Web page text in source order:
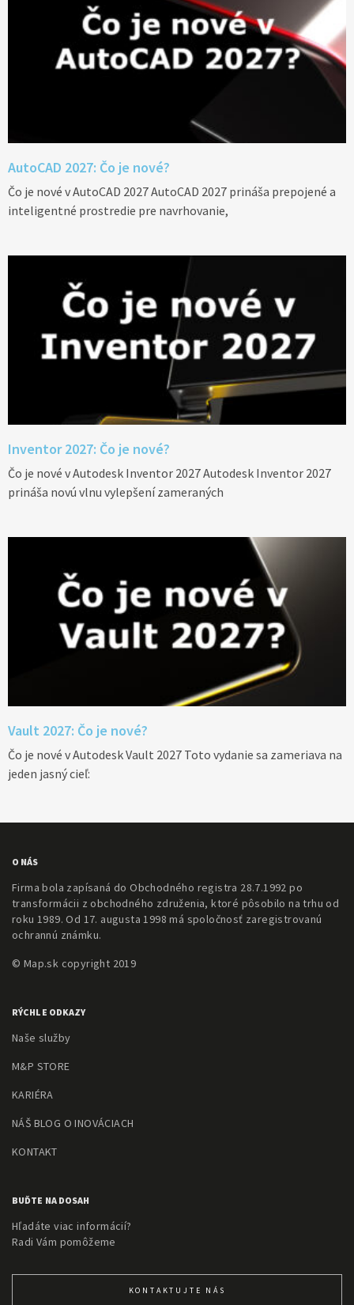
AutoCAD 2027: Čo je nové?
Čo je nové v AutoCAD 2027 AutoCAD 2027 prináša prepojené a
inteligentné prostredie pre navrhovanie,
Inventor 2027: Čo je nové?
Čo je nové v Autodesk Inventor 2027 Autodesk Inventor 2027
prináša novú vlnu vylepšení zameraných
Vault 2027: Čo je nové?
Čo je nové v Autodesk Vault 2027 Toto vydanie sa zameriava na
jeden jasný cieľ:
O NÁS
Firma bola zapísaná do Obchodného registra 28.7.1992 po
transformácii z obchodného združenia, ktoré pôsobilo na trhu od
roku 1989. Od 17. augusta 1998 má spoločnosť zaregistrovanú
ochrannú známku.
© Map.sk copyright 2019
RÝCHLE ODKAZY
Naše služby
M&P STORE
KARIÉRA
NÁŠ BLOG O INOVÁCIACH
KONTAKT
BUĎTE NA DOSAH
Hľadáte viac informácií?
Radi Vám pomôžeme
KONTAKTUJTE NÁS